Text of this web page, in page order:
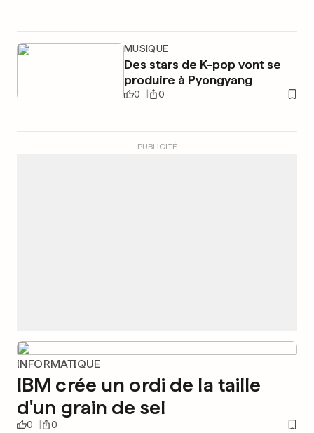
MUSIQUE
Des stars de K-pop vont se
produire à Pyongyang
0 0
PUBLICITÉ
INFORMATIQUE
IBM crée un ordi de la taille
d'un grain de sel
0 0